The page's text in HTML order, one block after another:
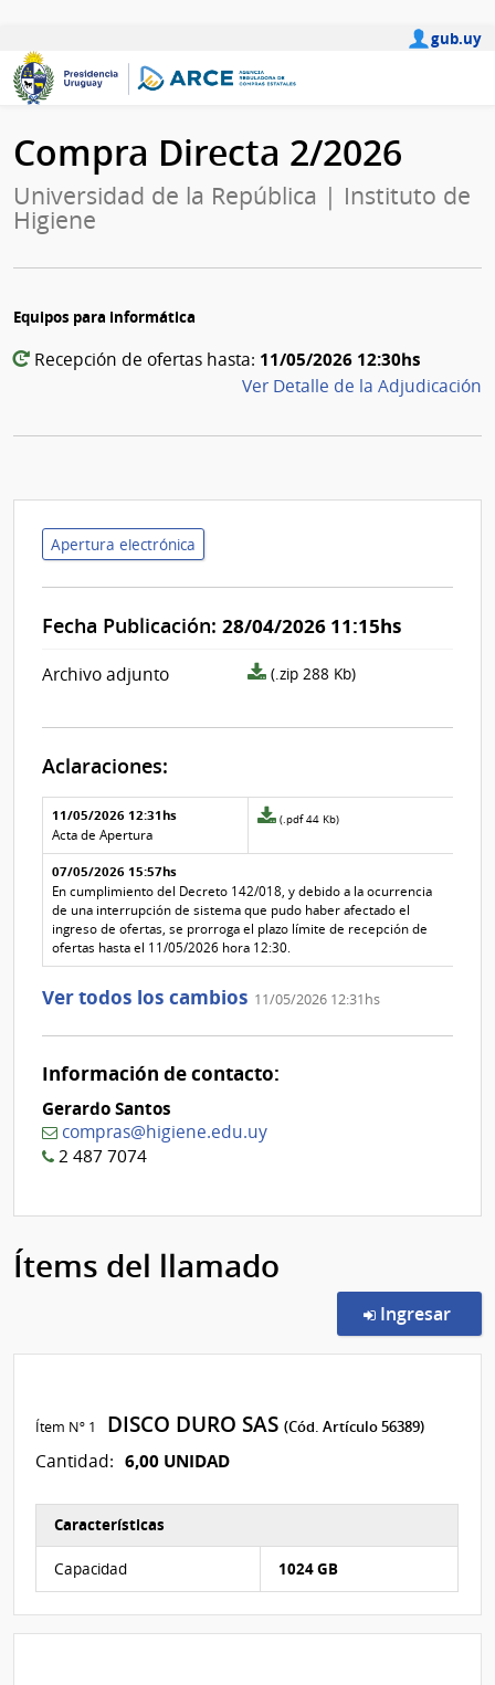
gub.uy
Compra Directa 2/2026
Universidad de la República | Instituto de
Higiene
Equipos para informática
Recepción de ofertas hasta: 11/05/2026 12:30hs
Ver Detalle de la Adjudicación
Apertura electrónica
Fecha Publicación: 28/04/2026 11:15hs
Archivo adjunto
archivo
(.zip 288 Kb)
Aclaraciones:
Aclaraciones del llamado
Fecha y
texto de
la
aclaración
Archivo
de la
aclaración
11/05/2026 12:31hs
Acta de Apertura
Archivo
de
aclaración
Nº
1
(.pdf 44 Kb)
07/05/2026 15:57hs
En cumplimiento del Decreto 142/018, y debido a la ocurrencia
de una interrupción de sistema que pudo haber afectado el
ingreso de ofertas, se prorroga el plazo límite de recepción de
ofertas hasta el 11/05/2026 hora 12:30.
Ver todos los cambios 11/05/2026 12:31hs
Información de contacto:
Gerardo Santos
compras@higiene.edu.uy
2 487 7074
Ítems del llamado
Ingresar
Ítem Nº 1 DISCO DURO SAS(Cód. Artículo 56389)
Cantidad: 6,00 UNIDAD
Características
Capacidad 1024 GB